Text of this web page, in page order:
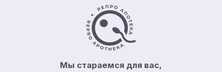
Контакты и информация
Мы стараемся для вас,